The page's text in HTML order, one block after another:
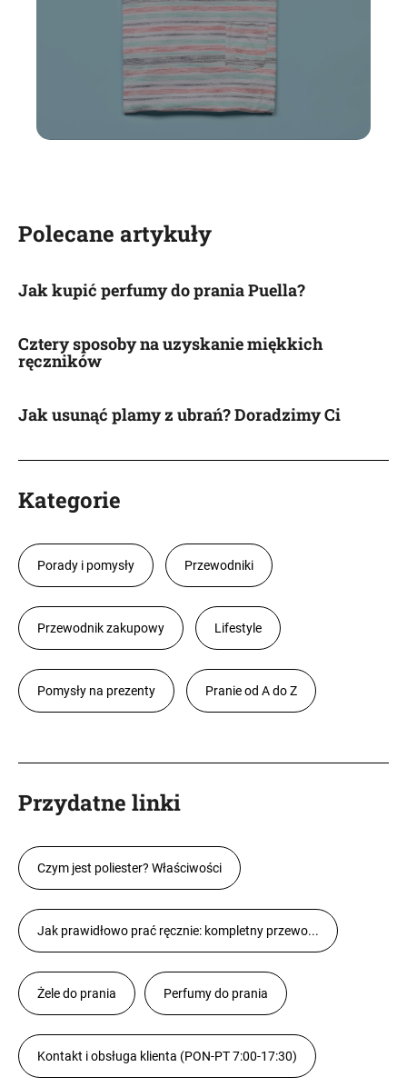
Polecane artykuły
Jak kupić perfumy do prania Puella?
Cztery sposoby na uzyskanie miękkich
ręczników
Jak usunąć plamy z ubrań? Doradzimy Ci
Kategorie
Porady i pomysły Przewodniki
Przewodnik zakupowy Lifestyle
Pomysły na prezenty Pranie od A do Z
Przydatne linki
Czym jest poliester? Właściwości
Jak prawidłowo prać ręcznie: kompletny przewo...
Żele do prania Perfumy do prania
Kontakt i obsługa klienta (PON-PT 7:00-17:30)